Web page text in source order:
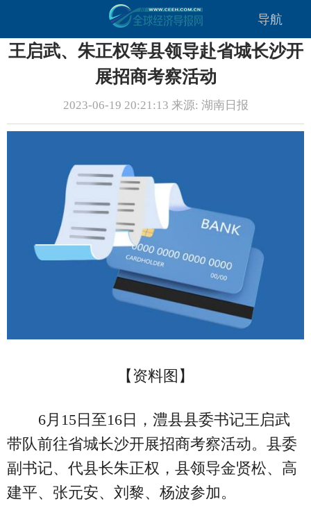
导航
王启武、朱正权等县领导赴省城长沙开
展招商考察活动
2023-06-19 20:21:13 来源: 湖南日报
【资料图】
6月15日至16日，澧县县委书记王启武
带队前往省城长沙开展招商考察活动。县委
副书记、代县长朱正权，县领导金贤松、高
建平、张元安、刘黎、杨波参加。